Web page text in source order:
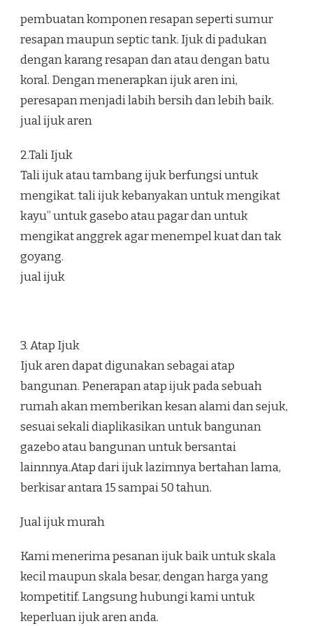
pembuatan komponen resapan seperti sumur
resapan maupun septic tank. Ijuk di padukan
dengan karang resapan dan atau dengan batu
koral. Dengan menerapkan ijuk aren ini,
peresapan menjadi labih bersih dan lebih baik.
jual ijuk aren
2.Tali Ijuk
Tali ijuk atau tambang ijuk berfungsi untuk
mengikat. tali ijuk kebanyakan untuk mengikat
kayu” untuk gasebo atau pagar dan untuk
mengikat anggrek agar menempel kuat dan tak
goyang.
jual ijuk
3. Atap Ijuk
Ijuk aren dapat digunakan sebagai atap
bangunan. Penerapan atap ijuk pada sebuah
rumah akan memberikan kesan alami dan sejuk,
sesuai sekali diaplikasikan untuk bangunan
gazebo atau bangunan untuk bersantai
lainnnya.Atap dari ijuk lazimnya bertahan lama,
berkisar antara 15 sampai 50 tahun.
Jual ijuk murah
Kami menerima pesanan ijuk baik untuk skala
kecil maupun skala besar, dengan harga yang
kompetitif. Langsung hubungi kami untuk
keperluan ijuk aren anda.